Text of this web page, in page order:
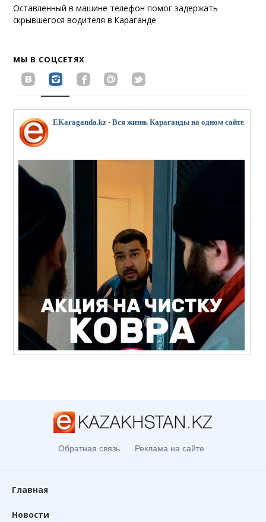
Оставленный в машине телефон помог задержать
скрывшегося водителя в Караганде
МЫ В СОЦСЕТЯХ
EKaraganda.kz - Вся жизнь Караганды на одном сайте
Обратная связь Реклама на сайте
Главная
Новости